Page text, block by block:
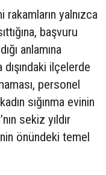
yalnızca
başvuru
anlamına
ilçelerde
personel
sığınma evinin
sekiz yıldır
önündeki temel